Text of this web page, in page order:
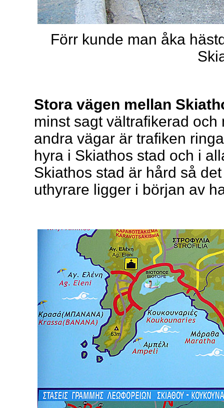
Förr kunde man åka
Stora vägen mellan
minst sagt vältrafikerad
andra vägar är trafiken
hyra i Skiathos stad och i
Skiathos stad är hård så
uthyrare ligger i början av